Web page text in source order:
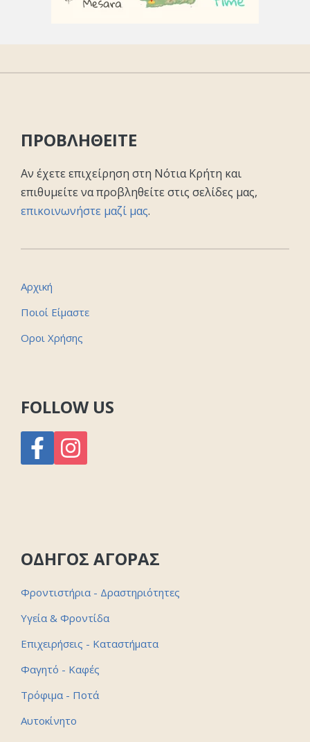
ΠΡΟΒΛΗΘΕΙΤΕ
Αν έχετε επιχείρηση στη Νότια Κρήτη και
επιθυμείτε να προβληθείτε στις σελίδες μας,
επικοινωνήστε μαζί μας.
Αρχική
Ποιοί Είμαστε
Οροι Χρήσης
FOLLOW US
ΟΔΗΓΟΣ ΑΓΟΡΑΣ
Φροντιστήρια - Δραστηριότητες
Υγεία & Φροντίδα
Επιχειρήσεις - Καταστήματα
Φαγητό - Καφές
Τρόφιμα - Ποτά
Αυτοκίνητο